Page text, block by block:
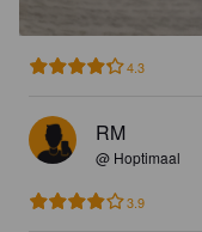
4.3
RM
@ Hoptimaal
3.9